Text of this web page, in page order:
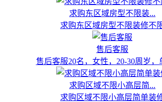
求购东区域房型不限装...
求购东区域房型不限装修不
售后客服
售后客服20名，女性，20-30周岁，
求购区域不限小高层简...
求购区域不限小高层简单装